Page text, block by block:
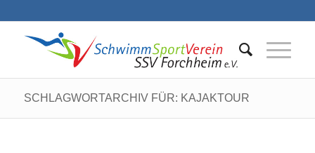
SCHLAGWORTARCHIV FÜR: KAJAKTOUR